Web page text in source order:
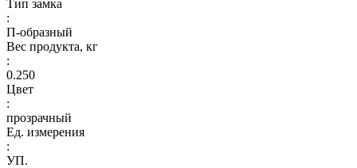
Тип замка
:
П-образный
Вес продукта, кг
:
0.250
Цвет
:
прозрачный
Ед. измерения
:
УП.